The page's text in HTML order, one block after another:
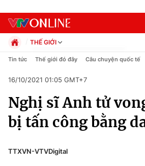
Chuyên mục
Chính trị
THẾ GIỚI
Chính trị
Pháp luật
Kinh tế
Thể thao
Truyền hình
Y tế
Tin tức Thế giới đó đây Câu chuyện quốc tế
16/10/2021 01:05 GMT+7
Nghị sĩ Anh tử
bị tấn công bằng
TTXVN-VTVDigital